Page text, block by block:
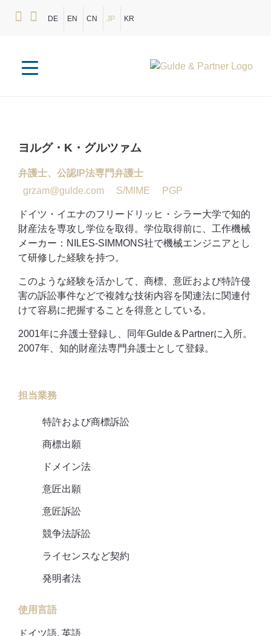
DE EN CN JP KR
ヨルグ・K・グルツァム
弁護士、公認 IP法専門弁護士
grzam@gulde.com
S/MIME PGP
ドイツ・イエナのフリードリッヒ・シラー大学で知的
財産法を専攻し学位を取得。学位取得前に、工作機械
メーカー：NILES-SIMMONS社で機械エンジニアとし
て研修した経験を持つ。
このような経験を活かして、商標、意匠および特許侵
害の訴訟事件などで複雑な技術内容を関連法に関連付
けて容易に把握することを得意としている。
2001年に弁護士登録し、同年Gulde＆Partnerに入所。
2007年、知的財産法専門弁護士として登録。
担当業務
特許および商標訴訟
商標出願
ドメイン法
意匠出願
意匠訴訟
競争法訴訟
ライセンスなど契約
発明者法
使用言語
ドイツ語, 英語